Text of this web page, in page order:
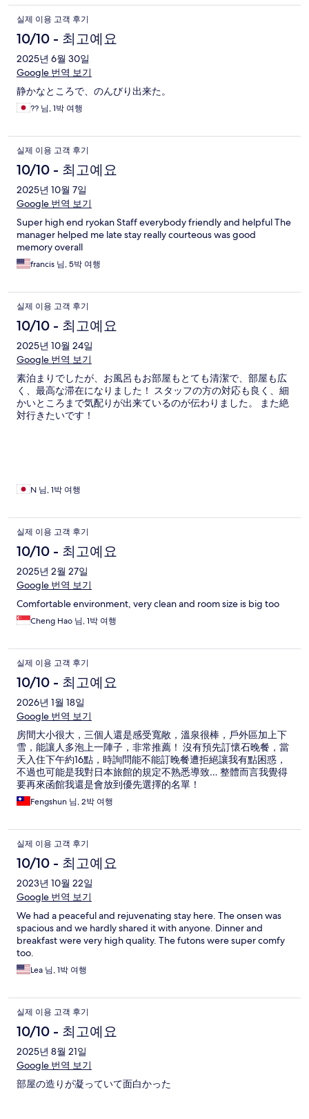
실제 이용 고객 후기
10/10 - 최고예요
2025년 6월 30일
Google 번역 보기
静かなところで、のんびり出来た。
?? 님, 1박 여행
실제 이용 고객 후기
10/10 - 최고예요
2025년 10월 7일
Google 번역 보기
Super high end ryokan Staff everybody friendly and helpful The
manager helped me late stay really courteous was good
memory overall
francis 님, 5박 여행
실제 이용 고객 후기
10/10 - 최고예요
2025년 10월 24일
Google 번역 보기
素泊まりでしたが、お風呂もお部屋もとても清潔で、部屋も広
く、最高な滞在になりました！ スタッフの方の対応も良く、細
かいところまで気配りが出来ているのが伝わりました。 また絶
対行きたいです！
N 님, 1박 여행
실제 이용 고객 후기
10/10 - 최고예요
2025년 2월 27일
Google 번역 보기
Comfortable environment, very clean and room size is big too
Cheng Hao 님, 1박 여행
실제 이용 고객 후기
10/10 - 최고예요
2026년 1월 18일
Google 번역 보기
房間大小很大，三個人還是感受寬敞，溫泉很棒，戶外區加上下
雪，能讓人多泡上一陣子，非常推薦！ 沒有預先訂懷石晚餐，當
天入住下午約16點，時詢問能不能訂晚餐遭拒絕讓我有點困惑，
不過也可能是我對日本旅館的規定不熟悉導致… 整體而言我覺得
要再來函館我還是會放到優先選擇的名單！
Fengshun 님, 2박 여행
실제 이용 고객 후기
10/10 - 최고예요
2023년 10월 22일
Google 번역 보기
We had a peaceful and rejuvenating stay here. The onsen was
spacious and we hardly shared it with anyone. Dinner and
breakfast were very high quality. The futons were super comfy
too.
Lea 님, 1박 여행
실제 이용 고객 후기
10/10 - 최고예요
2025년 8월 21일
Google 번역 보기
部屋の造りが凝っていて面白かった